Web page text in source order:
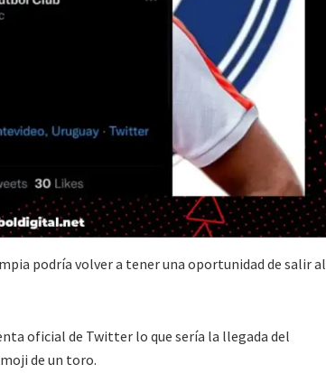
podría volver a tener una oportunidad de salir al
oficial de Twitter lo que sería la llegada del
de un toro.